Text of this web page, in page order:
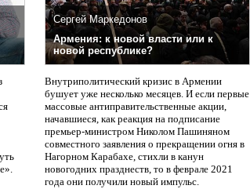
Сергей Маркедонов
Армения: к новой власти или к
новой республике?
Внутриполитический кризис в Армении
бушует уже несколько месяцев. И если первые
массовые антиправительственные акции,
начавшиеся, как реакция на подписание
премьер-министром Николом Пашиняном
совместного заявления о прекращении огня в
Нагорном Карабахе, стихли в канун
новогодних празднеств, то в феврале 2021
года они получили новый импульс.